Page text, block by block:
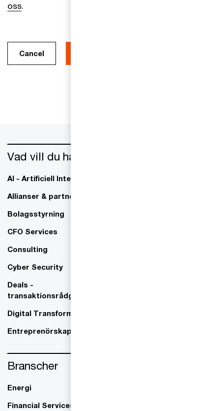
oss.
Cancel
Vad vill du ha hjälp med?
AI - Artificiell Intelligens
Allianser & partnerskap
Bolagsstyrning
CFO Services
Consulting
Cyber Security
Deals -
transaktionsrådgivning
Digital Transformation
Entreprenörskap
Branscher
Energi
Financial Services